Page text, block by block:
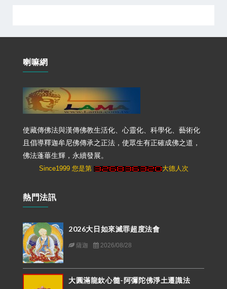
喇嘛網
使藏傳佛法與漢傳佛教生活化、心靈化、科學化、藝術化
且倡導釋迦牟尼佛傳承之正法，使眾生有正確成佛之道，
佛法蓬蓽生輝，永續發展。
Since1999 您是第 大德人次
熱門法訊
2026大日如來滅罪超度法會
薩迦 2026/08/28
大圓滿龍欽心髓-阿彌陀佛淨土遷識法